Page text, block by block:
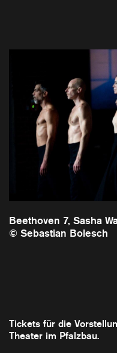
Beethoven 7, Sasha
© Sebastian Bolesch
Tickets für die
Theater im Pfalzbau.